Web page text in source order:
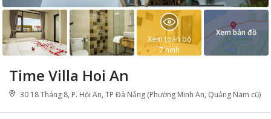
Time Villa Hoi An
30 18 Tháng 8, P. Hội An, TP Đà Nẵng (Phường Minh An, Quảng Nam cũ)
Xem toàn bộ
7hình
Xem bản đồ